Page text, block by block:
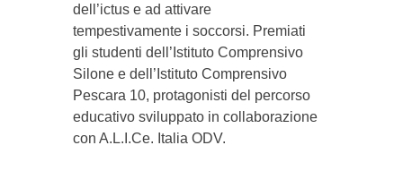
dell’ictus e ad attivare
tempestivamente i soccorsi. Premiati
gli studenti dell’Istituto Comprensivo
Silone e dell’Istituto Comprensivo
Pescara 10, protagonisti del percorso
educativo sviluppato in collaborazione
con A.L.I.Ce. Italia ODV.